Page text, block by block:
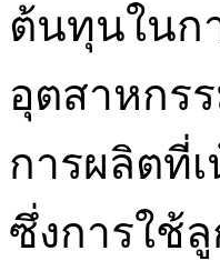
ต้นทุนในก
อุตสาหกร
การผลิตที่
ซึ่งการใช้